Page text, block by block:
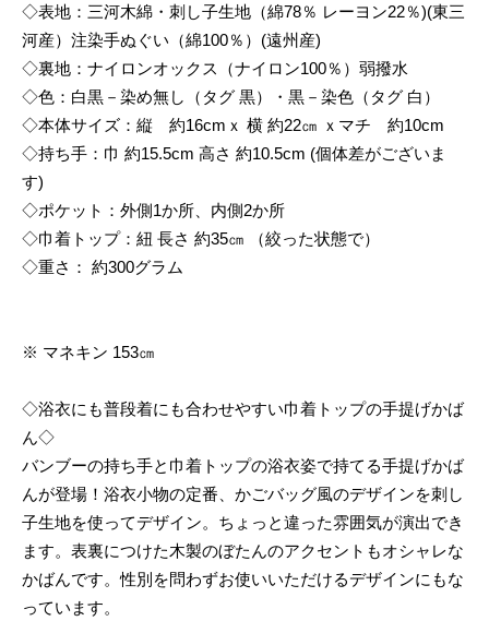
◇表地：三河木綿・刺し子生地（綿78％ レーヨン22％)(東三
河産）注染手ぬぐい（綿100％）(遠州産)
◇裏地：ナイロンオックス（ナイロン100％）弱撥水
◇色：白黒－染め無し（タグ 黒）・黒－染色（タグ 白）
◇本体サイズ：縦 約16cmｘ 横 約22㎝ ｘマチ 約10cm
◇持ち手：巾 約15.5cm 高さ 約10.5cm (個体差がございま
す)
◇ポケット：外側1か所、内側2か所
◇巾着トップ：紐 長さ 約35㎝ （絞った状態で）
◇重さ： 約300グラム
※ マネキン 153㎝
◇浴衣にも普段着にも合わせやすい巾着トップの手提げかば
ん◇
バンブーの持ち手と巾着トップの浴衣姿で持てる手提げかば
んが登場！浴衣小物の定番、かごバッグ風のデザインを刺し
子生地を使ってデザイン。ちょっと違った雰囲気が演出でき
ます。表裏につけた木製のぼたんのアクセントもオシャレな
かばんです。性別を問わずお使いいただけるデザインにもな
っています。